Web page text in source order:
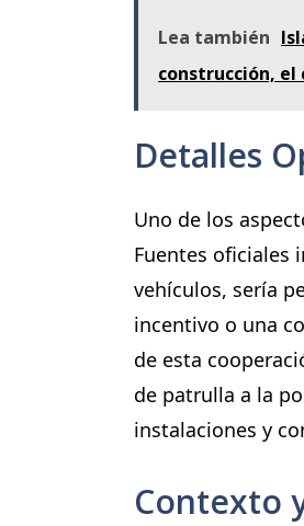
Lea también
construcción, el
Detalles
Uno de los
Fuentes oficiales
vehículos, sería
incentivo o una
de esta
de patrulla a la
instalaciones y
Contexto